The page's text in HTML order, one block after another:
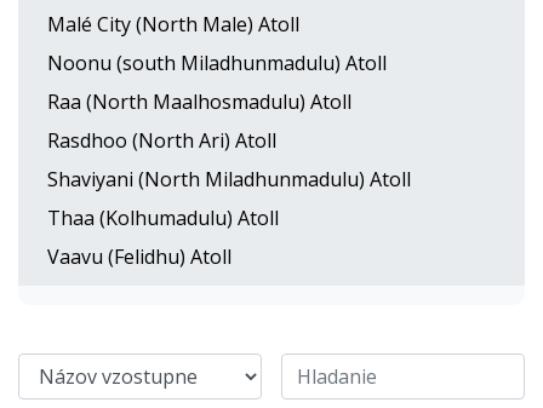
Malé City (North Male) Atoll
Noonu (south Miladhunmadulu) Atoll
Raa (North Maalhosmadulu) Atoll
Rasdhoo (North Ari) Atoll
Shaviyani (North Miladhunmadulu) Atoll
Thaa (Kolhumadulu) Atoll
Vaavu (Felidhu) Atoll